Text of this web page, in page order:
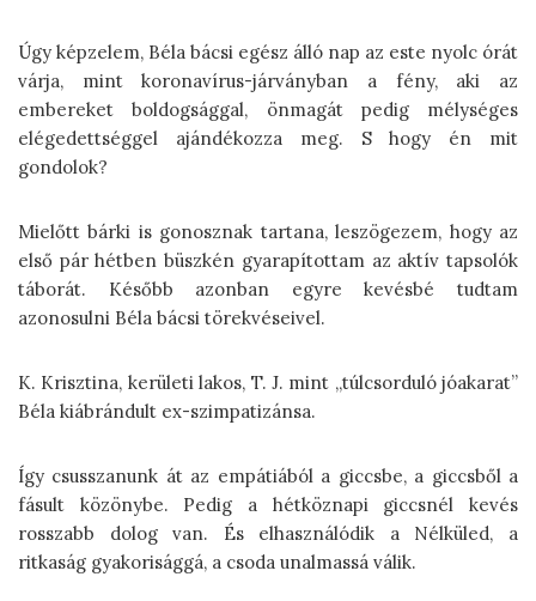
Úgy képzelem, Béla bácsi egész álló nap az este nyolc órát
várja, mint koronavírus-járványban a fény, aki az
embereket boldogsággal, önmagát pedig mélységes
elégedettséggel ajándékozza meg. S hogy én mit
gondolok?
Mielőtt bárki is gonosznak tartana, leszögezem, hogy az
első pár hétben büszkén gyarapítottam az aktív tapsolók
táborát. Később azonban egyre kevésbé tudtam
azonosulni Béla bácsi törekvéseivel.
K. Krisztina, kerületi lakos, T. J. mint „túlcsorduló jóakarat”
Béla kiábrándult ex-szimpatizánsa.
Így csusszanunk át az empátiából a giccsbe, a giccsből a
fásult közönybe. Pedig a hétköznapi giccsnél kevés
rosszabb dolog van. És elhasználódik a Nélküled, a
ritkaság gyakorisággá, a csoda unalmassá válik.